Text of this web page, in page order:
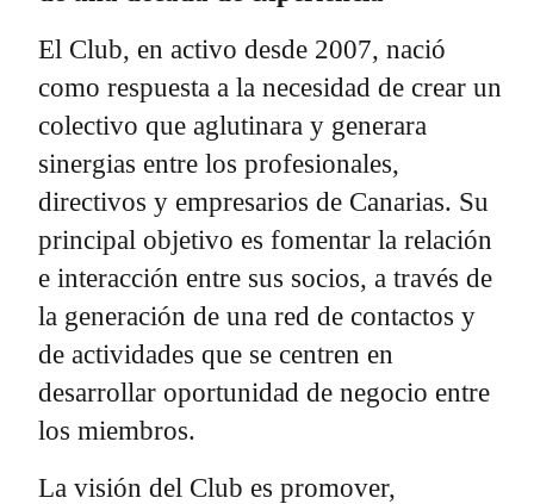
El Club, en activo desde 2007, nació
como respuesta a la necesidad de crear un
colectivo que aglutinara y generara
sinergias entre los profesionales,
directivos y empresarios de Canarias. Su
principal objetivo es fomentar la relación
e interacción entre sus socios, a través de
la generación de una red de contactos y
de actividades que se centren en
desarrollar oportunidad de negocio entre
los miembros.
La visión del Club es promover,